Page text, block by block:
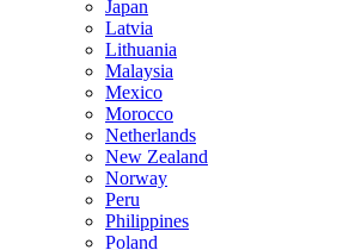
Japan
Latvia
Lithuania
Malaysia
Mexico
Morocco
Netherlands
New Zealand
Norway
Peru
Philippines
Poland